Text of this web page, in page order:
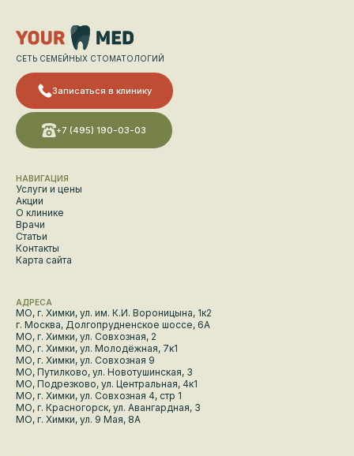
СЕТЬ СЕМЕЙНЫХ СТОМАТОЛОГИЙ
НАВИГАЦИЯ
Услуги и цены
Акции
О клинике
Врачи
Статьи
Контакты
Карта сайта
АДРЕСА
МО, г. Химки, ул. им. К.И. Вороницына, 1к2
г. Москва, Долгопрудненское шоссе, 6А
МО, г. Химки, ул. Совхозная, 2
МО, г. Химки, ул. Молодёжная, 7к1
МО, г. Химки, ул. Совхозная 9
МО, Путилково, ул. Новотушинская, 3
МО, Подрезково, ул. Центральная, 4к1
МО, г. Химки, ул. Совхозная 4, стр 1
МО, г. Красногорск, ул. Авангардная, 3
МО, г. Химки, ул. 9 Мая, 8А
+7 (495) 190-03-03
Записаться в клинику